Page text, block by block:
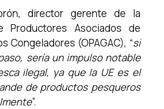
director gerente de la
Productores Asociados de
Congeladores (OPAGAC), “si
sería un impulso notable
ilegal, ya que la UE es el
de productos pesqueros
”.